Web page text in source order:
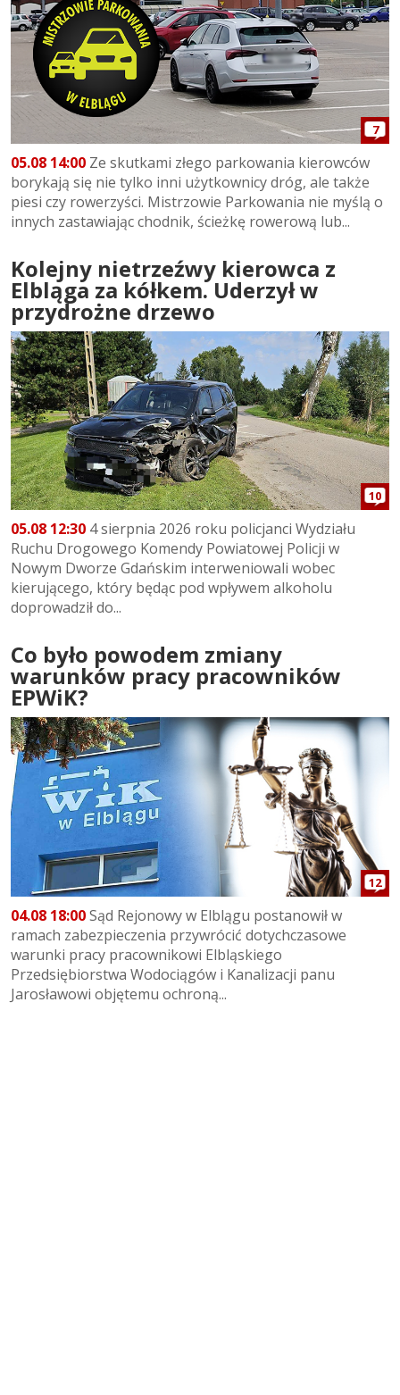
7
05.08 14:00 Ze skutkami złego parkowania kierowców
borykają się nie tylko inni użytkownicy dróg, ale także
piesi czy rowerzyści. Mistrzowie Parkowania nie myślą o
innych zastawiając chodnik, ścieżkę rowerową lub...
Kolejny nietrzeźwy kierowca z
Elbląga za kółkem. Uderzył w
przydrożne drzewo
10
05.08 12:30 4 sierpnia 2026 roku policjanci Wydziału
Ruchu Drogowego Komendy Powiatowej Policji w
Nowym Dworze Gdańskim interweniowali wobec
kierującego, który będąc pod wpływem alkoholu
doprowadził do...
Co było powodem zmiany
warunków pracy pracowników
EPWiK?
12
04.08 18:00Sąd Rejonowy w Elblągu postanowił w
ramach zabezpieczenia przywrócić dotychczasowe
warunki pracy pracownikowi Elbląskiego
Przedsiębiorstwa Wodociągów i Kanalizacji panu
Jarosławowi objętemu ochroną...